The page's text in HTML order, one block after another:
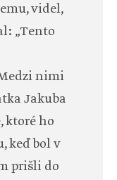
videl,
„Tento
nimi
Jakuba
ktoré ho
keď bol v
prišli do